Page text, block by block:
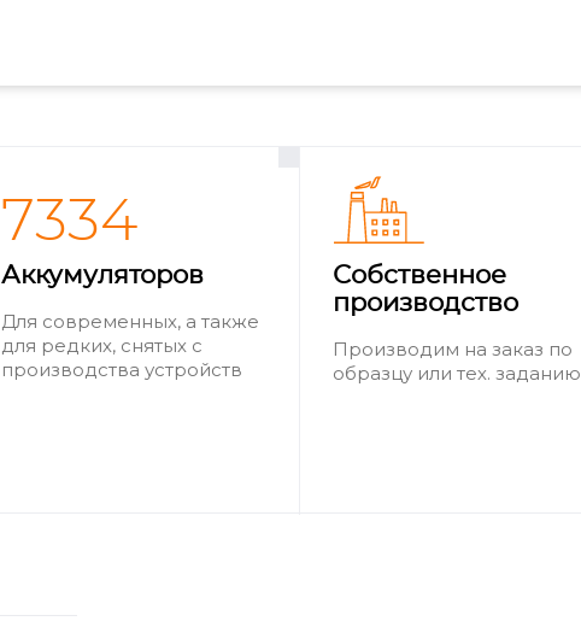
7334
Аккумуляторов
Для современных, а также
для редких, снятых с
производства устройств
Собственное
производство
Производим на заказ по
образцу или тех. заданию